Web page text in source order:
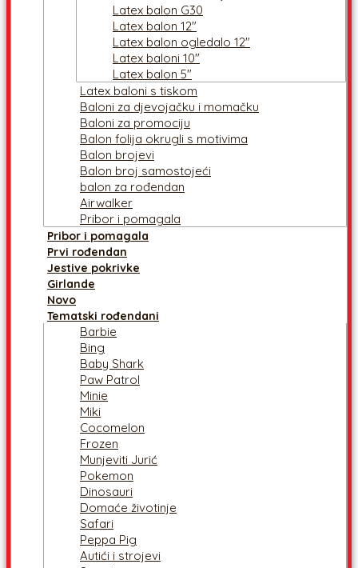
Latex balon G30
Latex balon 12″
Latex balon ogledalo 12″
Latex baloni 10″
Latex balon 5″
Latex baloni s tiskom
Baloni za djevojačku i momačku
Baloni za promociju
Balon folija okrugli s motivima
Balon brojevi
Balon broj samostojeći
balon za rođendan
Airwalker
Pribor i pomagala
Pribor i pomagala
Prvi rođendan
Jestive pokrivke
Girlande
Novo
Tematski rođendani
Barbie
Bing
Baby Shark
Paw Patrol
Minie
Miki
Cocomelon
Frozen
Munjeviti Jurić
Pokemon
Dinosauri
Domaće životinje
Safari
Peppa Pig
Autići i strojevi